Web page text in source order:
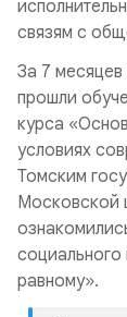
связям с
За 7 месяцев
прошли
курса
условиях
Томским
Московской
равному».